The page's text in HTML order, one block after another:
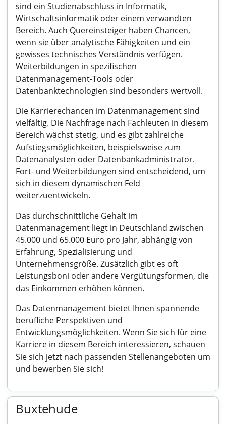
sind ein Studienabschluss in Informatik,
Wirtschaftsinformatik oder einem verwandten
Bereich. Auch Quereinsteiger haben Chancen,
wenn sie über analytische Fähigkeiten und ein
gewisses technisches Verständnis verfügen.
Weiterbildungen in spezifischen
Datenmanagement-Tools oder
Datenbanktechnologien sind besonders wertvoll.
Die Karrierechancen im Datenmanagement sind
vielfältig. Die Nachfrage nach Fachleuten in diesem
Bereich wächst stetig, und es gibt zahlreiche
Aufstiegsmöglichkeiten, beispielsweise zum
Datenanalysten oder Datenbankadministrator.
Fort- und Weiterbildungen sind entscheidend, um
sich in diesem dynamischen Feld
weiterzuentwickeln.
Das durchschnittliche Gehalt im
Datenmanagement liegt in Deutschland zwischen
45.000 und 65.000 Euro pro Jahr, abhängig von
Erfahrung, Spezialisierung und
Unternehmensgröße. Zusätzlich gibt es oft
Leistungsboni oder andere Vergütungsformen, die
das Einkommen erhöhen können.
Das Datenmanagement bietet Ihnen spannende
berufliche Perspektiven und
Entwicklungsmöglichkeiten. Wenn Sie sich für eine
Karriere in diesem Bereich interessieren, schauen
Sie sich jetzt nach passenden Stellenangeboten um
und bewerben Sie sich!
Buxtehude